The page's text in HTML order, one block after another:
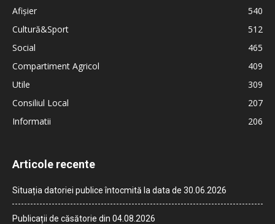
Afișier
540
Cultură&Sport
512
Social
465
Compartiment Agricol
409
Utile
309
Consiliul Local
207
Informatii
206
Articole recente
Situația datoriei publice întocmită la data de 30.06.2026
Publicații de căsătorie din 04.08.2026